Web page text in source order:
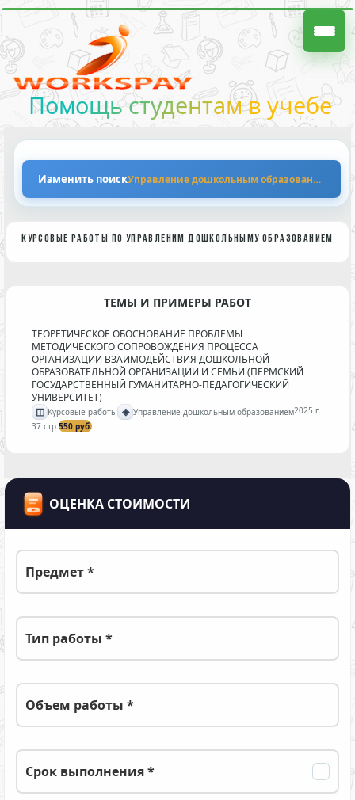
Помощь студентам в учебе
Изменить поискУправление дошкольным образованием
КУРСОВЫЕ РАБОТЫ ПО УПРАВЛЕНИМ ДОШКОЛЬНЫМУ ОБРАЗОВАНИЕМ
ТЕМЫ И ПРИМЕРЫ РАБОТ
ТЕОРЕТИЧЕСКОЕ ОБОСНОВАНИЕ ПРОБЛЕМЫ
МЕТОДИЧЕСКОГО СОПРОВОЖДЕНИЯ ПРОЦЕССА
ОРГАНИЗАЦИИ ВЗАИМОДЕЙСТВИЯ ДОШКОЛЬНОЙ
ОБРАЗОВАТЕЛЬНОЙ ОРГАНИЗАЦИИ И СЕМЬИ (ПЕРМСКИЙ
ГОСУДАРСТВЕННЫЙ ГУМАНИТАРНО-ПЕДАГОГИЧЕСКИЙ
УНИВЕРСИТЕТ)
◫ Курсовые работы ◈ Управление дошкольным образованием2025 г.
37 стр.550 руб.
ОЦЕНКА СТОИМОСТИ
Предмет *
Тип работы *
Объем работы *
Срок выполнения *